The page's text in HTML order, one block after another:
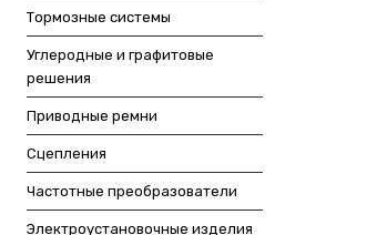
Тормозные системы
Углеродные и графитовые
решения
Приводные ремни
Сцепления
Частотные преобразователи
Электроустановочные изделия